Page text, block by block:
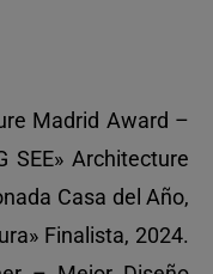
Madrid Award –
SEE» Architecture
Casa del Año,
Finalista, 2024.